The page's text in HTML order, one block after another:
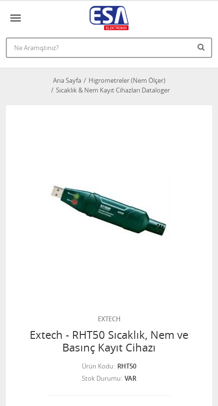
Ana Sayfa
Higrometreler (Nem Ölçer)
Sıcaklık & Nem Kayıt Cihazları Dataloger
EXTECH
Extech - RHT50 Sıcaklık, Nem ve
Basınç Kayıt Cihazı
Ürün Kodu RHT50
Stok Durumu VAR